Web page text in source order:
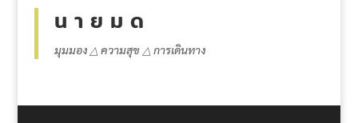
น า ย ม ด
มุมมอง △ ความสุข △ การเดินทาง